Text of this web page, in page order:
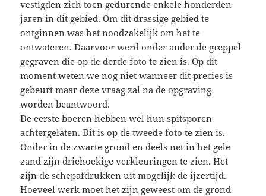
vestigden zich toen gedurende enkele honderden
jaren in dit gebied. Om dit drassige gebied te
ontginnen was het noodzakelijk om het te
ontwateren. Daarvoor werd onder ander de greppel
gegraven die op de derde foto te zien is. Op dit
moment weten we nog niet wanneer dit precies is
gebeurt maar deze vraag zal na de opgraving
worden beantwoord.
De eerste boeren hebben wel hun spitsporen
achtergelaten. Dit is op de tweede foto te zien is.
Onder in de zwarte grond en deels net in het gele
zand zijn driehoekige verkleuringen te zien. Het
zijn de schepafdrukken uit mogelijk de ijzertijd.
Hoeveel werk moet het zijn geweest om de grond